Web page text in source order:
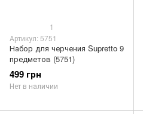
1
Артикул: 5751
Набор для черчения Supretto 9
предметов (5751)
499 грн
Нет в наличии